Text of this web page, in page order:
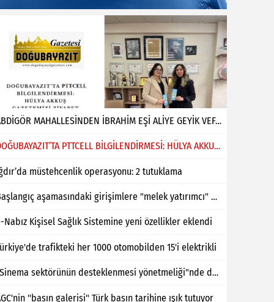
ABDİGÖR MAHALLESİNDEN İBRAHİM EŞİ ALİYE GEYİK VEFAT ETMİŞTİR
DOĞUBAYAZIT’TA PTTCELL BİLGİLENDİRMESİ: HÜLYA AKKUŞ GAZETEMİZİ ZİYARET ETTİ
müstehcenlik operasyonu: 2 tutuklama
Başlangıç aşamasındaki girişimlere "melek yatırımcı" desteği
Nabız Kişisel Sağlık Sistemine yeni özellikler eklendi
trafikteki her 1000 otomobilden 15'i elektrikli
"Sinema sektörünün desteklenmesi yönetmeliği"nde değişiklik yapıldı
"basın galerisi" Türk basın tarihine ışık tutuyor